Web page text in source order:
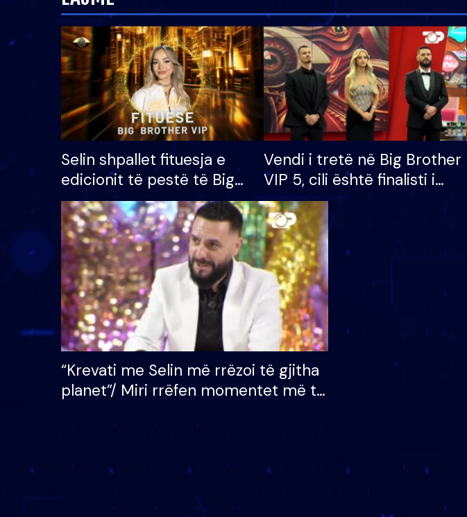
Selin shpallet fituesja e
edicionit të pestë të Big
Brother VIP, rrëmben
çmimin e madh prej 100
mijë eurosh
Vendi i tretë në Big Brother
VIP 5, cili është finalisti i
radhës që lë shtëpinë
“Krevati me Selin më rrëzoi të gjitha
planet”/ Miri rrëfen momentet më të
mungojë zilja e mëngjesit kur…